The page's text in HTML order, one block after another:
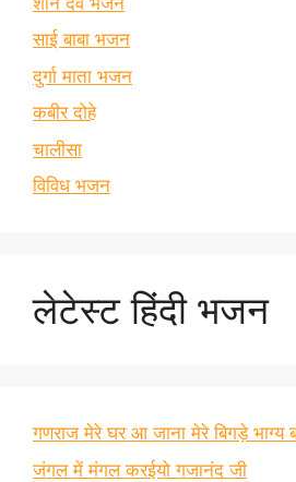
साई बाबा भजन
दुर्गा माता भजन
कबीर दोहे
चालीसा
विविध भजन
लेटेस्ट हिंदी भजन
गणराज मेरे घर आ जाना मेरे बिगड़े भाग्य
जंगल में मंगल करईयो गजानंद जी